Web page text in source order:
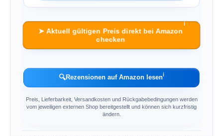
➤ Aktuell gültigen Preis direkt bei Amazon
checken
ℹ︎
🔍Rezensionen auf Amazon lesenℹ︎
Preis, Lieferbarkeit, Versandkosten und Rückgabebedingungen werden
vom jeweiligen externen Shop bereitgestellt und können sich kurzfristig
ändern.